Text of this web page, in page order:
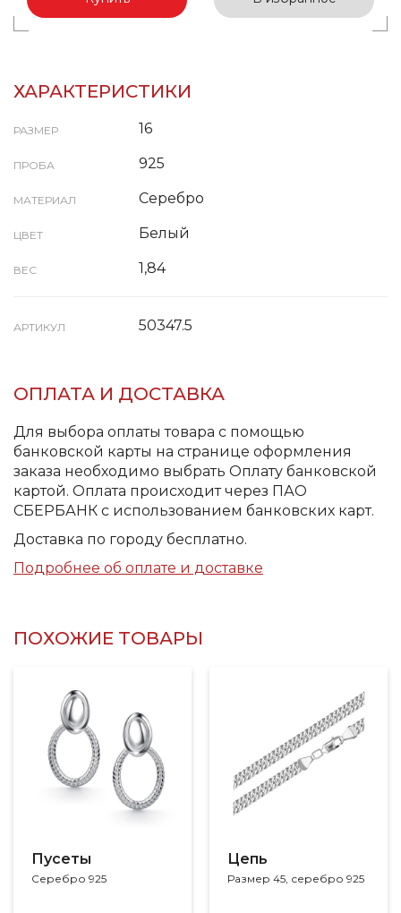
ХАРАКТЕРИСТИКИ
РАЗМЕР 16
ПРОБА 925
МАТЕРИАЛ Серебро
ЦВЕТ Белый
ВЕС 1,84
АРТИКУЛ 50347.5
ОПЛАТА И ДОСТАВКА
Для выбора оплаты товара с помощью
банковской карты на странице оформления
заказа необходимо выбрать Оплату банковской
картой. Оплата происходит через ПАО
СБЕРБАНК с использованием банковских карт.
Доставка по городу бесплатно.
Подробнее об оплате и доставке
ПОХОЖИЕ ТОВАРЫ
Пусеты
Серебро 925
Цепь
Размер 45, серебро 925